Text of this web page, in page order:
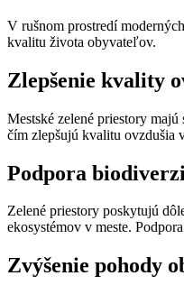
V rušnom prostredí
kvalitu života obyvateľov.
Zlepšenie kvality
Mestské zelené priestory majú
čím zlepšujú kvalitu ovzdušia
Podpora
Zelené priestory poskytujú
ekosystémov v meste.
Zvýšenie pohody